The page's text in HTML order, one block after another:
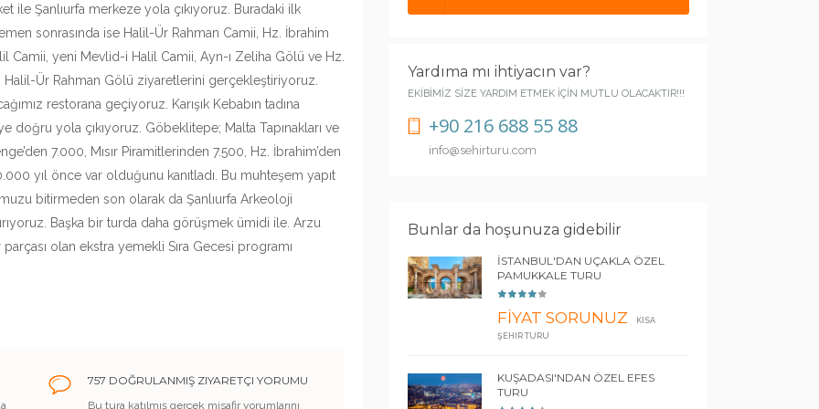
ile Şanlıurfa merkeze yola çıkıyoruz. Buradaki ilk
sonrasında ise Halil-Ür Rahman Camii, Hz. İbrahim
Camii, yeni Mevlid-i Halil Camii, Ayn-ı Zeliha Gölü ve Hz.
Ür Rahman Gölü ziyaretlerini gerçekleştiriyoruz.
restorana geçiyoruz. Karışık Kebabın tadına
doğru yola çıkıyoruz. Göbeklitepe; Malta Tapınakları ve
7.000, Mısır Piramitlerinden 7.500, Hz. İbrahim’den
yıl önce var olduğunu kanıtladı. Bu muhteşem yapıt
bitirmeden son olarak da Şanlıurfa Arkeoloji
Başka bir turda daha görüşmek ümidi ile. Arzu
olan ekstra yemekli Sıra Gecesi programı
757 DOĞRULANMIŞ ZIYARETÇI YORUMU
Bu tura katılmış gerçek misafir yorumlarını
Yardıma mı ihtiyacın var?
EKİBİMİZ SİZE YARDIM ETMEK İÇİN MUTLU OLACAKTIR!!!
+90 216 688 55 88
info@sehirturu.com
Bunlar da hoşunuza gidebilir
İSTANBUL'DAN UÇAKLA ÖZEL
PAMUKKALE TURU
FİYAT SORUNUZ
KISA
ŞEHIR TURU
KUŞADASI'NDAN ÖZEL EFES
TURU